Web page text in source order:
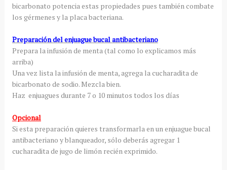
bicarbonato potencia estas propiedades pues también combate
los gérmenes y la placa bacteriana.
Preparación del enjuague bucal antibacteriano
Prepara la infusión de menta (tal como lo explicamos más
arriba)
Una vez lista la infusión de menta, agrega la cucharadita de
bicarbonato de sodio. Mezcla bien.
Haz enjuagues durante 7 o 10 minutos todos los días
Opcional
Si esta preparación quieres transformarla en un enjuague bucal
antibacteriano y blanqueador, sólo deberás agregar 1
cucharadita de jugo de limón recién exprimido.